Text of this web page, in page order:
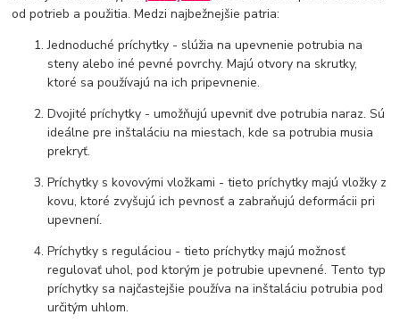
od potrieb a použitia. Medzi najbežnejšie patria:
Jednoduché príchytky - slúžia na upevnenie potrubia na
steny alebo iné pevné povrchy. Majú otvory na skrutky,
ktoré sa používajú na ich pripevnenie.
Dvojité príchytky - umožňujú upevniť dve potrubia naraz. Sú
ideálne pre inštaláciu na miestach, kde sa potrubia musia
prekryť.
Príchytky s kovovými vložkami - tieto príchytky majú vložky z
kovu, ktoré zvyšujú ich pevnosť a zabraňujú deformácii pri
upevnení.
Príchytky s reguláciou - tieto príchytky majú možnosť
regulovať uhol, pod ktorým je potrubie upevnené. Tento typ
príchytky sa najčastejšie používa na inštaláciu potrubia pod
určitým uhlom.